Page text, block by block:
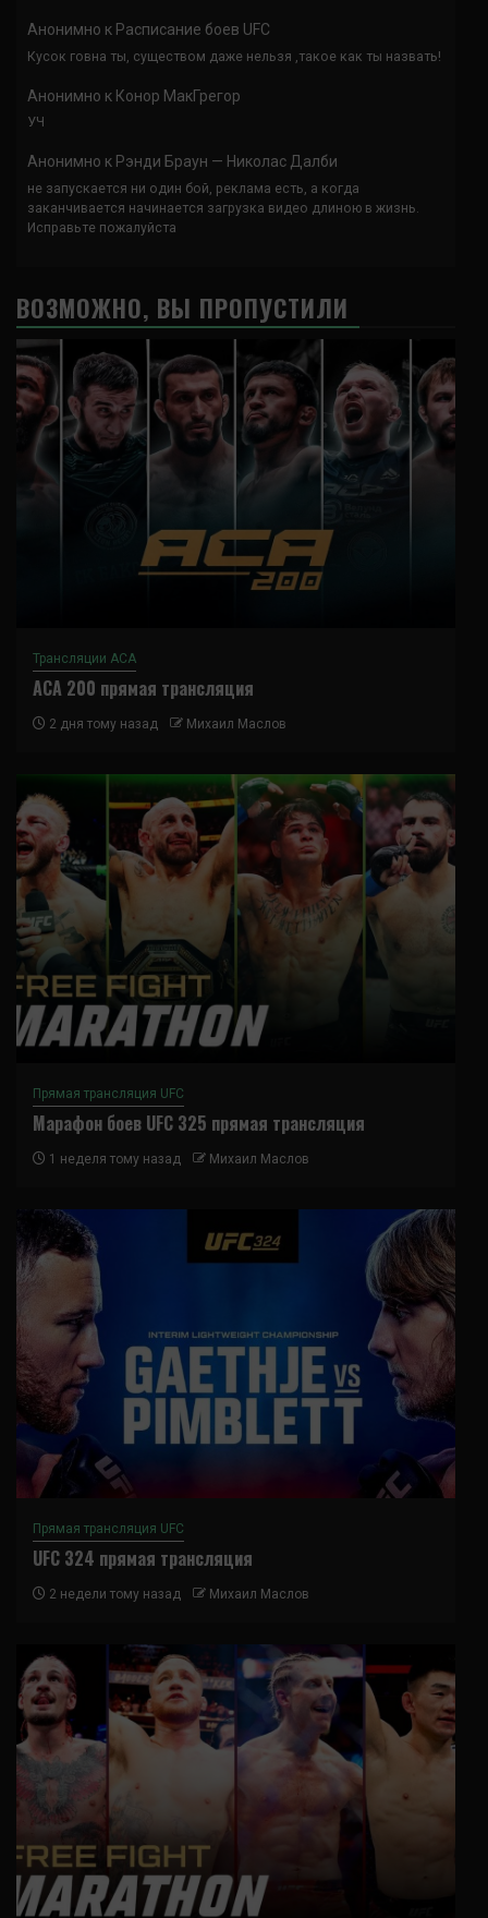
Анонимно к Расписание боев UFC
Кусок говна ты, существом даже нельзя ,такое как ты назвать!
Анонимно к Конор МакГрегор
УЧ
Анонимно к Рэнди Браун — Николас Далби
не запускается ни один бой, реклама есть, а когда
заканчивается начинается загрузка видео длиною в жизнь.
Исправьте пожалуйста
ВОЗМОЖНО, ВЫ ПРОПУСТИЛИ
Трансляции ACA
ACA 200 прямая трансляция
2 дня тому назад Михаил Маслов
Прямая трансляция UFC
Марафон боев UFC 325 прямая трансляция
1 неделя тому назад Михаил Маслов
Прямая трансляция UFC
UFC 324 прямая трансляция
2 недели тому назад Михаил Маслов